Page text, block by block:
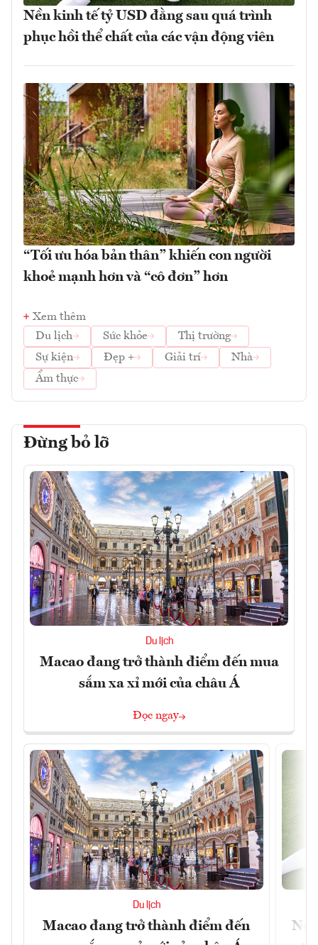
Nền kinh tế tỷ USD đằng sau quá trình
phục hồi thể chất của các vận động viên
“Tối ưu hóa bản thân” khiến con người
khoẻ mạnh hơn và “cô đơn” hơn
Xem thêm
Du lịch
Sức khỏe
Thị trường
Sự kiện
Đẹp + Giải trí
Nhà
Ẩm thực
Đừng bỏ lỡ
Du lịch
Macao đang trở thành điểm đến mua
sắm xa xỉ mới của châu Á
Đọc ngay
Du lịch
Macao đang trở thành điểm đến